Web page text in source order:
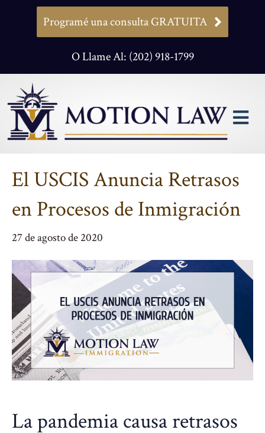
Programé una consulta GRATUITA
O Llame Al: (202) 918-1799
El USCIS Anuncia Retrasos
en Procesos de Inmigración
27 de agosto de 2020
La pandemia causa retrasos